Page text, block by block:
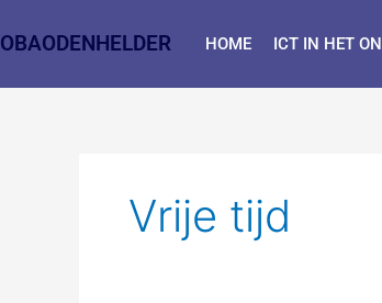
naar
inhoud
OBAODENHELDER HOME ICT IN HET
Vrije tijd